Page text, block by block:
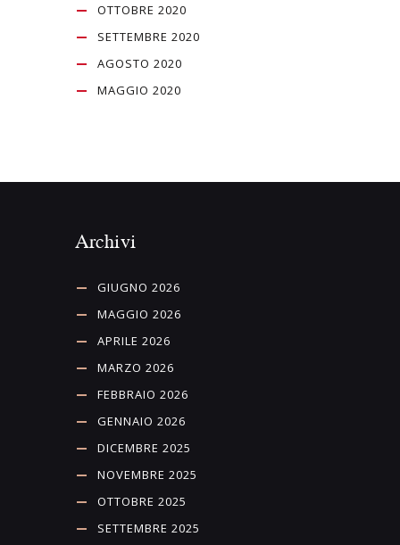
OTTOBRE 2020
SETTEMBRE 2020
AGOSTO 2020
MAGGIO 2020
Archivi
GIUGNO 2026
MAGGIO 2026
APRILE 2026
MARZO 2026
FEBBRAIO 2026
GENNAIO 2026
DICEMBRE 2025
NOVEMBRE 2025
OTTOBRE 2025
SETTEMBRE 2025